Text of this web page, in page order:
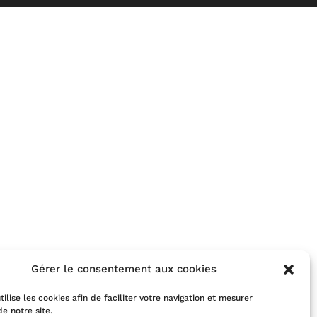
Gérer le consentement aux cookies
les cookies afin de faciliter votre navigation et mesurer
notre site.